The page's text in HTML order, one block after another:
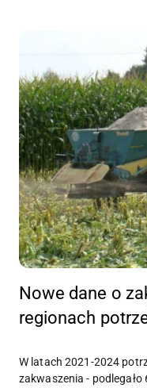
Nowe dane o
regionach
W latach 2021-2024
zakwaszenia -